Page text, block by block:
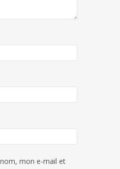
mon e-mail et